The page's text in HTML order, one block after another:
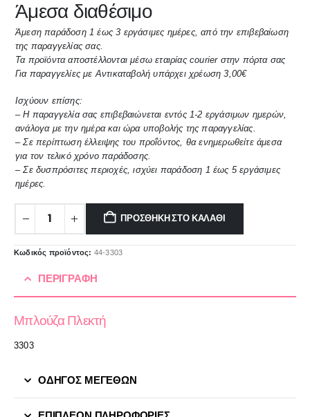
Άμεσα διαθέσιμο
Άμεση παράδοση 1 έως 3 εργάσιμες ημέρες, από την επιβεβαίωση
της παραγγελίας σας.
Τα προϊόντα αποστέλλονται μέσω εταιρίας courier στην πόρτα σας
Για παραγγελίες με Αντικαταβολή υπάρχει χρέωση 3,00€
Ισχύουν επίσης:
– Η παραγγελία σας επιβεβαιώνεται εντός 1-2 εργάσιμων ημερών,
ανάλογα με την ημέρα και ώρα υποβολής της παραγγελίας.
– Σε περίπτωση έλλειψης του προΐόντος, θα ενημερωθείτε άμεσα
για τον τελικό χρόνο παράδοσης.
– Σε δυσπρόσιτες περιοχές, ισχύει παράδοση 1 έως 5 εργάσιμες
ημέρες.
ΠΡΟΣΘΉΚΗ ΣΤΟ ΚΑΛΆΘΙ
Κωδικός προϊόντος: 44-3303
ΠΕΡΙΓΡΑΦΉ
Μπλούζα Πλεκτή
3303
ΟΔΗΓΟΣ ΜΕΓΕΘΩΝ